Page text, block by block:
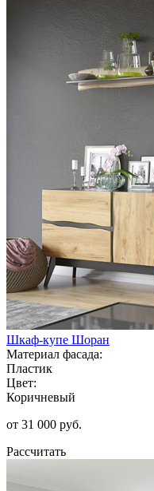
Шкаф-купе Шоран
Материал фасада:
Пластик
Цвет:
Коричневый
от 31 000 руб.
Рассчитать